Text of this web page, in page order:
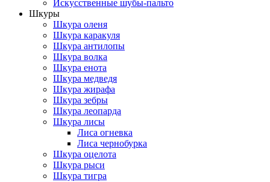
Искусственные шубы-пальто
Шкуры
Шкура оленя
Шкура каракуля
Шкура антилопы
Шкура волка
Шкура енота
Шкура медведя
Шкура жирафа
Шкура зебры
Шкура леопарда
Шкура лисы
Лиса огневка
Лиса чернобурка
Шкура оцелота
Шкура рыси
Шкура тигра